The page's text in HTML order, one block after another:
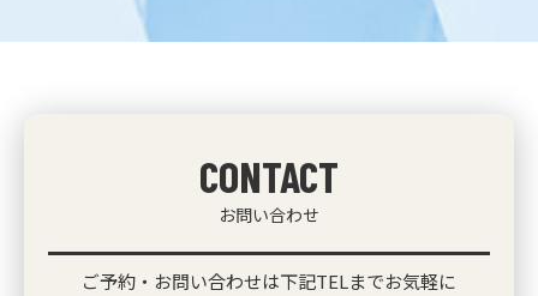
CONTACT
お問い合わせ
ご予約・お問い合わせは下記TELまでお気軽に